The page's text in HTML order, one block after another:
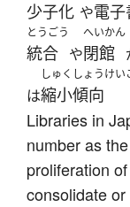
少子化 や電子
とうごう
統合 や
へいかん
閉館
は
しゅくしょうけい
縮小傾向
Libraries in
number as
proliferation
consolidate or